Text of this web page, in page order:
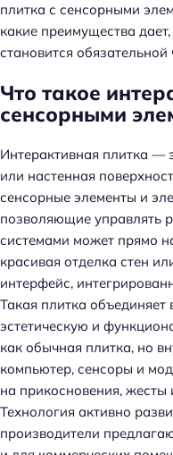
плитка с сенсорными
какие преимущества
становится
Что такое
сенсорными
Интерактивная плитка —
или настенная
сенсорные элементы и
позволяющие управлять
системами может прямо
красивая отделка стен
интерфейс,
Такая плитка объединяет
эстетическую и
как обычная плитка, но
компьютер, сенсоры и
на прикосновения,
Технология активно
производители